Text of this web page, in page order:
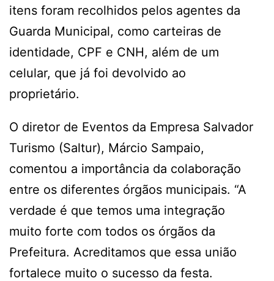
itens foram recolhidos pelos agentes da
Guarda Municipal, como carteiras de
identidade, CPF e CNH, além de um
celular, que já foi devolvido ao
proprietário.
O diretor de Eventos da Empresa Salvador
Turismo (Saltur), Márcio Sampaio,
comentou a importância da colaboração
entre os diferentes órgãos municipais. “A
verdade é que temos uma integração
muito forte com todos os órgãos da
Prefeitura. Acreditamos que essa união
fortalece muito o sucesso da festa.